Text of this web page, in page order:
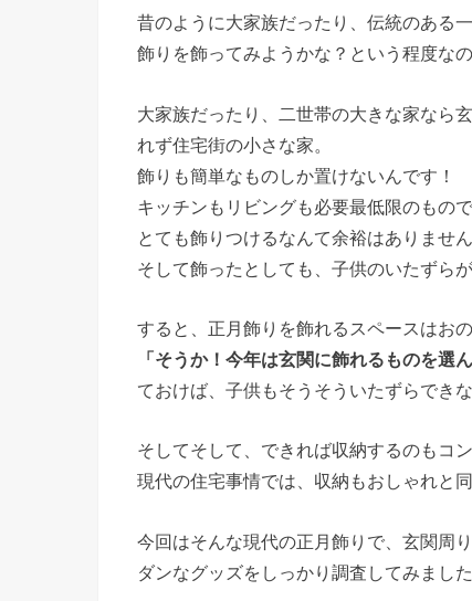
昔のように大家族だったり、伝統のある
飾りを飾ってみようかな？という程度な
大家族だったり、二世帯の大きな家なら
れず住宅街の小さな家。
飾りも簡単なものしか置けないんです！
キッチンもリビングも必要最低限のもの
とても飾りつけるなんて余裕はありません
そして飾ったとしても、子供のいたずらが
すると、正月飾りを飾れるスペースはお
「そうか！今年は玄関に飾れるものを選
ておけば、子供もそうそういたずらでき
そしてそして、できれば収納するのもコ
現代の住宅事情では、収納もおしゃれと
今回はそんな現代の正月飾りで、玄関周
ダンなグッズをしっかり調査してみまし